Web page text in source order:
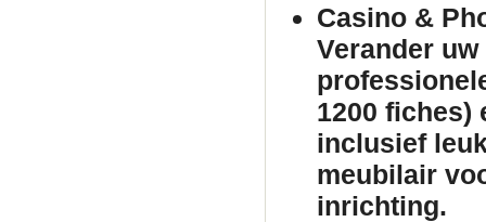
Casino &
Verander
1200 fiches)
inclusief
meubilair
inrichting.